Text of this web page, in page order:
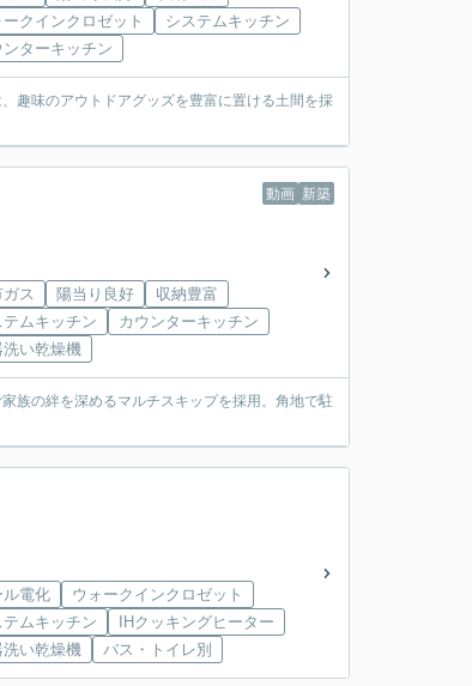
ークインクロゼット
システムキッチン
ンターキッチン
趣味のアウトドアグッズを豊富に置ける土間を採
動画 新築
ス 陽当り良好
収納豊富
テムキッチン
カウンターキッチン
洗い乾燥機
族の絆を深めるマルチスキップを採用。角地で駐
ル電化
ウォークインクロゼット
テムキッチン
IHクッキングヒーター
洗い乾燥機
バス・トイレ別